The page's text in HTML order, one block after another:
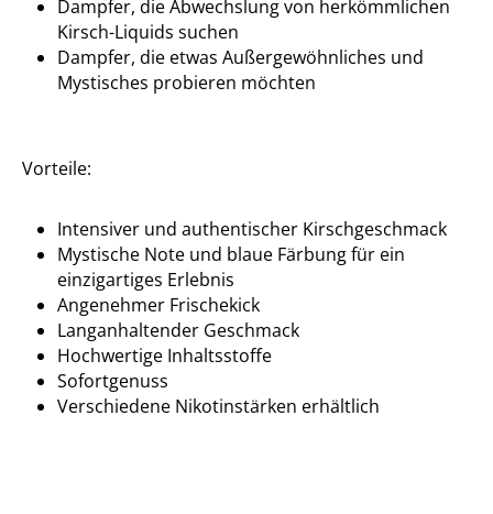
Dampfer, die Abwechslung von herkömmlichen
Kirsch-Liquids suchen
Dampfer, die etwas Außergewöhnliches und
Mystisches probieren möchten
Vorteile:
Intensiver und authentischer Kirschgeschmack
Mystische Note und blaue Färbung für ein
einzigartiges Erlebnis
Angenehmer Frischekick
Langanhaltender Geschmack
Hochwertige Inhaltsstoffe
Sofortgenuss
Verschiedene Nikotinstärken erhältlich